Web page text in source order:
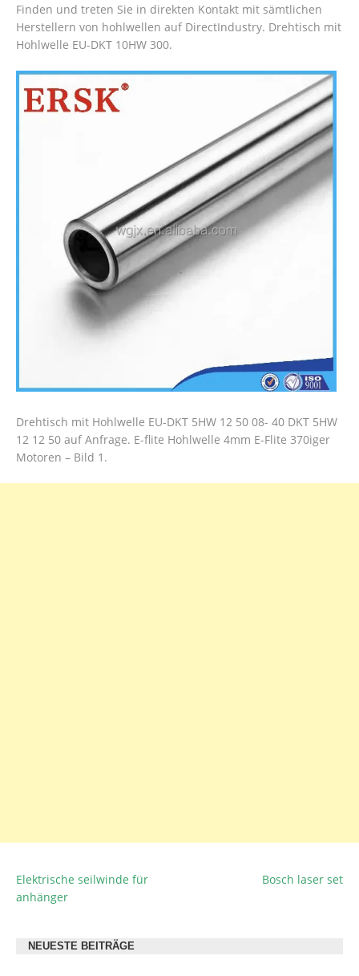
Finden und treten Sie in direkten Kontakt mit sämtlichen
Herstellern von hohlwellen auf DirectIndustry. Drehtisch mit
Hohlwelle EU-DKT 10HW 300.
Drehtisch mit Hohlwelle EU-DKT 5HW 12 50 08- 40 DKT 5HW
12 12 50 auf Anfrage. E-flite Hohlwelle 4mm E-Flite 370iger
Motoren – Bild 1.
BEITRAGSNAVIGATION
Elektrische seilwinde für
anhänger
Bosch laser set
NEUESTE BEITRÄGE